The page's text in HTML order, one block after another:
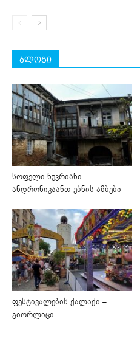
ბლოგი
სოფელი ნუკრიანი –
ანდრონიკაანთ უბნის ამბები
ფესტივალების ქალაქი –
გიორლიცი